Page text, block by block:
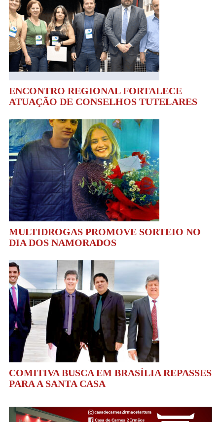
ENCONTRO REGIONAL FORTALECE
ATUAÇÃO DE CONSELHOS TUTELARES
MULTIDROGAS PROMOVE SORTEIO NO
DIA DOS NAMORADOS
COMITIVA BUSCA EM BRASÍLIA REPASSES
PARA A SANTA CASA